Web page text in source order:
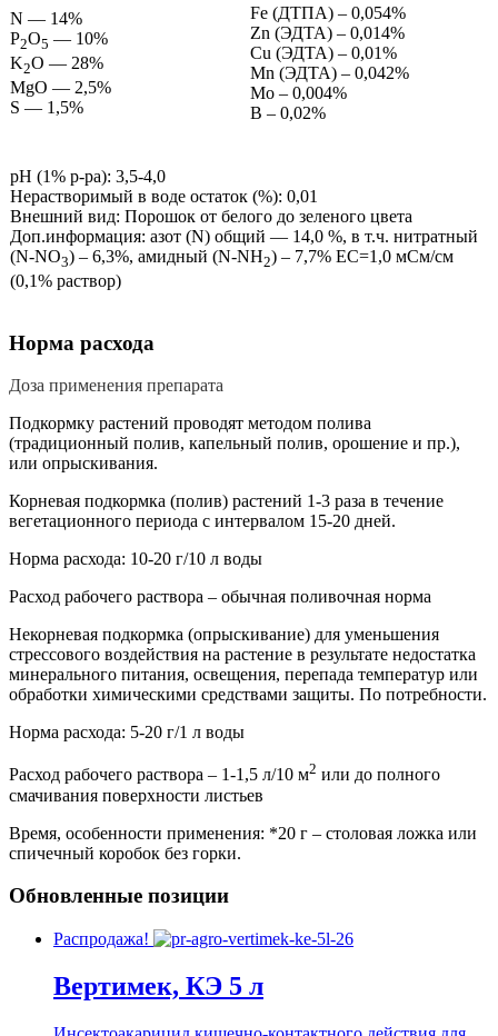
N — 14%
P2O5 — 10%
K2O — 28%
MgO — 2,5%
S — 1,5%
Fe (ДТПА) – 0,054%
Zn (ЭДТА) – 0,014%
Cu (ЭДТА) – 0,01%
Mn (ЭДТА) – 0,042%
Mo – 0,004%
B – 0,02%
pH (1% p-pa): 3,5-4,0
Нерастворимый в воде остаток (%): 0,01
Внешний вид: Порошок от белого до зеленого цвета
Доп.информация: азот (N) общий — 14,0 %, в т.ч. нитратный
(N-NО3) – 6,3%, амидный (N-NH2) – 7,7% ЕС=1,0 мСм/см
(0,1% раствор)
Норма расхода
Доза применения препарата
Подкормку растений проводят методом полива
(традиционный полив, капельный полив, орошение и пр.),
или опрыскивания.
Корневая подкормка (полив) растений 1-3 раза в течение
вегетационного периода с интервалом 15-20 дней.
Норма расхода: 10-20 г/10 л воды
Расход рабочего раствора – обычная поливочная норма
Некорневая подкормка (опрыскивание) для уменьшения
стрессового воздействия на растение в результате недостатка
минерального питания, освещения, перепада температур или
обработки химическими средствами защиты. По потребности.
Норма расхода: 5-20 г/1 л воды
Расход рабочего раствора – 1-1,5 л/10 м2 или до полного
смачивания поверхности листьев
Время, особенности применения: *20 г – столовая ложка или
спичечный коробок без горки.
Обновленные позиции
Распродажа!
Вертимек, КЭ 5 л